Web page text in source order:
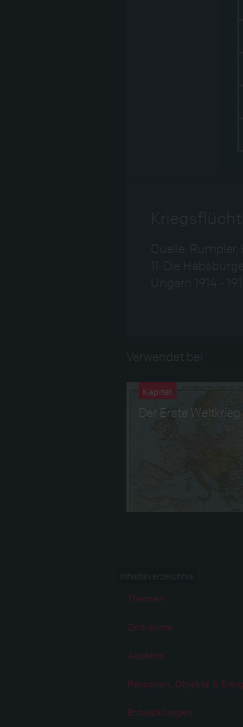
Quelle:
11: Die
Ungarn 1914 -
Verwendet bei
Kapitel
Der Erste
Themen
Zeiträume
Aspekte
Personen, Objekte &
Entwicklungen